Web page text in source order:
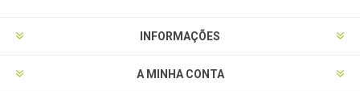
INFORMAÇÕES
A MINHA CONTA